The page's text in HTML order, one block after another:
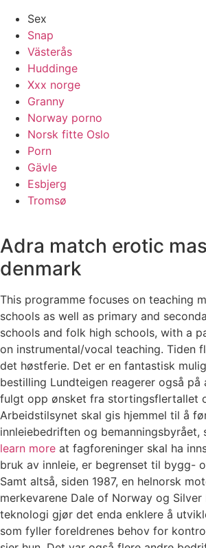
Sex
Snap
Västerås
Huddinge
Xxx norge
Granny
Norway porno
Norsk fitte Oslo
Porn
Gävle
Esbjerg
Tromsø
Adra match erotic
denmark
This programme focuses on teaching
schools as well as primary and
schools and folk high schools, with a
on instrumental/vocal teaching. Tiden
det høstferie. Det er en fantastisk
bestilling Lundteigen reagerer også på
fulgt opp ønsket fra stortingsflertallet
Arbeidstilsynet skal gis hjemmel til å
innleiebedriften og bemanningsbyrået,
learn more at fagforeninger skal ha
bruk av innleie, er begrenset til bygg-
Samt altså, siden 1987, en helnorsk
merkevarene Dale of Norway og Silver
teknologi gjør det enda enklere å
som fyller foreldrenes behov for